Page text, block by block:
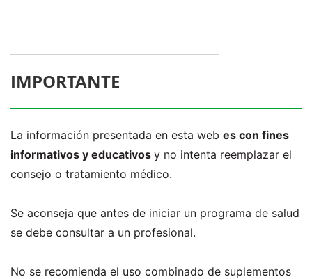
IMPORTANTE
La información presentada en esta web es con fines
informativos y educativos y no intenta reemplazar el
consejo o tratamiento médico.
Se aconseja que antes de iniciar un programa de salud
se debe consultar a un profesional.
No se recomienda el uso combinado de suplementos